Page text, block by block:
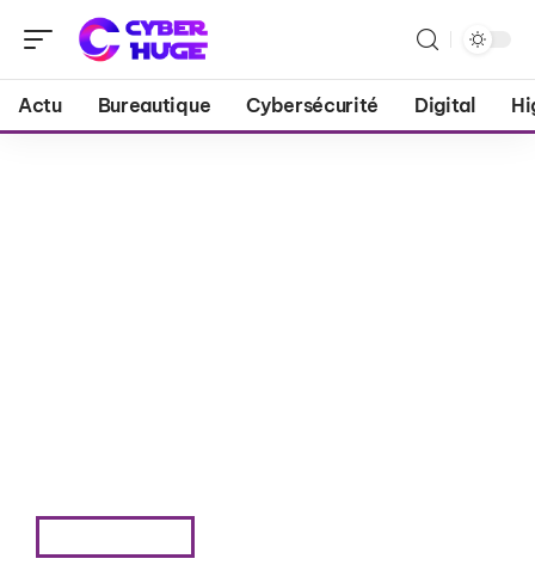
Actu Bureautique Cybersécurité Digital